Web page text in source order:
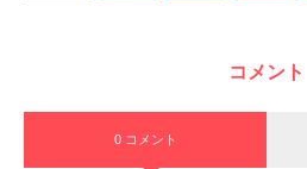
コメント
0 コメント